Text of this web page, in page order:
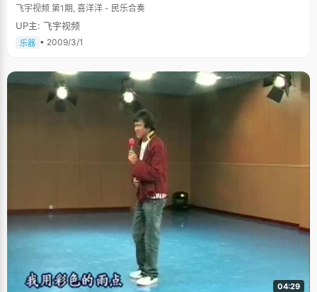
飞宇视频 第1期, 喜洋洋 - 民乐合奏
UP主: 飞宇视频
乐器 • 2009/3/1
04:29